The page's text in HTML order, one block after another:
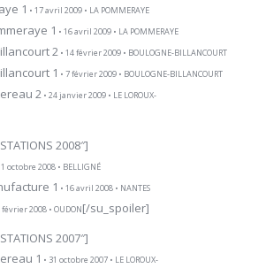
1 • 17 avril 2009 • LA POMMERAYE
1 • 16 avril 2009 • LA POMMERAYE
2 • 14 février 2009 • BOULOGNE-BILLANCOURT
1 • 7 février 2009 • BOULOGNE-BILLANCOURT
2 • 24 janvier 2009 • LE LOROUX-
2008″]
octobre 2008 • BELLIGNÉ
1 • 16 avril 2008 • NANTES
février 2008 • OUDON[/su_spoiler]
2007″]
1 • 31 octobre 2007 • LE LOROUX-